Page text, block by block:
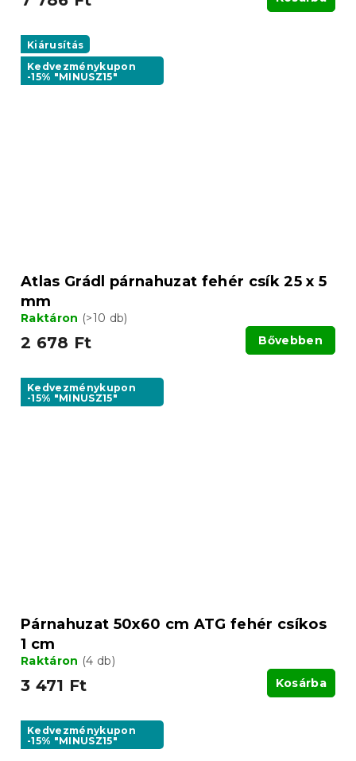
Kiárusítás
Kedvezménykupon
-15% "MINUSZ15"
Atlas Grádl párnahuzat fehér csík 25 x 5
mm
Raktáron (>10 db)
2 678 Ft Bővebben
Kedvezménykupon
-15% "MINUSZ15"
Párnahuzat 50x60 cm ATG fehér csíkos
1 cm
Raktáron (4 db)
3 471 Ft Kosárba
Kedvezménykupon
-15% "MINUSZ15"